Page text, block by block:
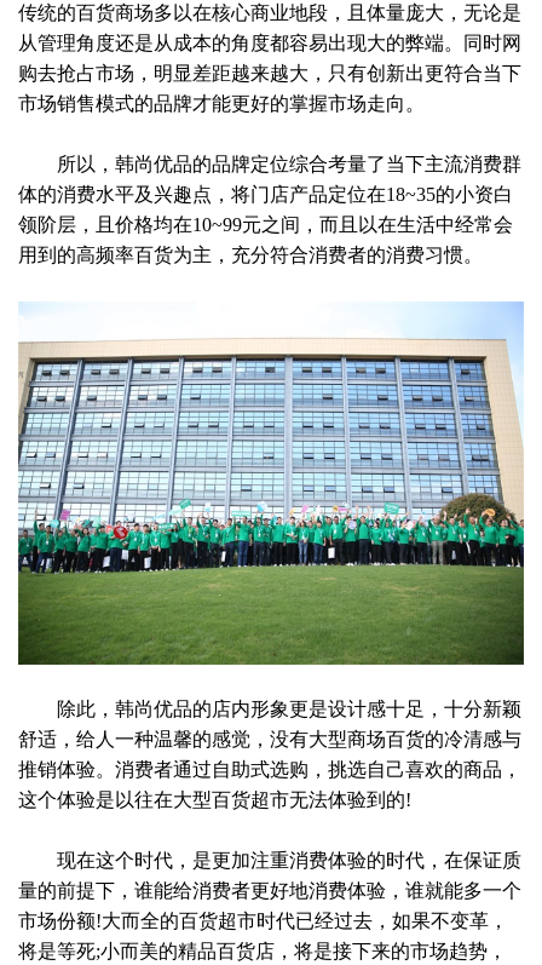
传统的百货商场多以在核心商业地段，且体量庞大，无论是
从管理角度还是从成本的角度都容易出现大的弊端。同时网
购去抢占市场，明显差距越来越大，只有创新出更符合当下
市场销售模式的品牌才能更好的掌握市场走向。
所以，韩尚优品的品牌定位综合考量了当下主流消费群
体的消费水平及兴趣点，将门店产品定位在18~35的小资白
领阶层，且价格均在10~99元之间，而且以在生活中经常会
用到的高频率百货为主，充分符合消费者的消费习惯。
除此，韩尚优品的店内形象更是设计感十足，十分新颖
舒适，给人一种温馨的感觉，没有大型商场百货的冷清感与
推销体验。消费者通过自助式选购，挑选自己喜欢的商品，
这个体验是以往在大型百货超市无法体验到的!
现在这个时代，是更加注重消费体验的时代，在保证质
量的前提下，谁能给消费者更好地消费体验，谁就能多一个
市场份额!大而全的百货超市时代已经过去，如果不变革，
将是等死;小而美的精品百货店，将是接下来的市场趋势，